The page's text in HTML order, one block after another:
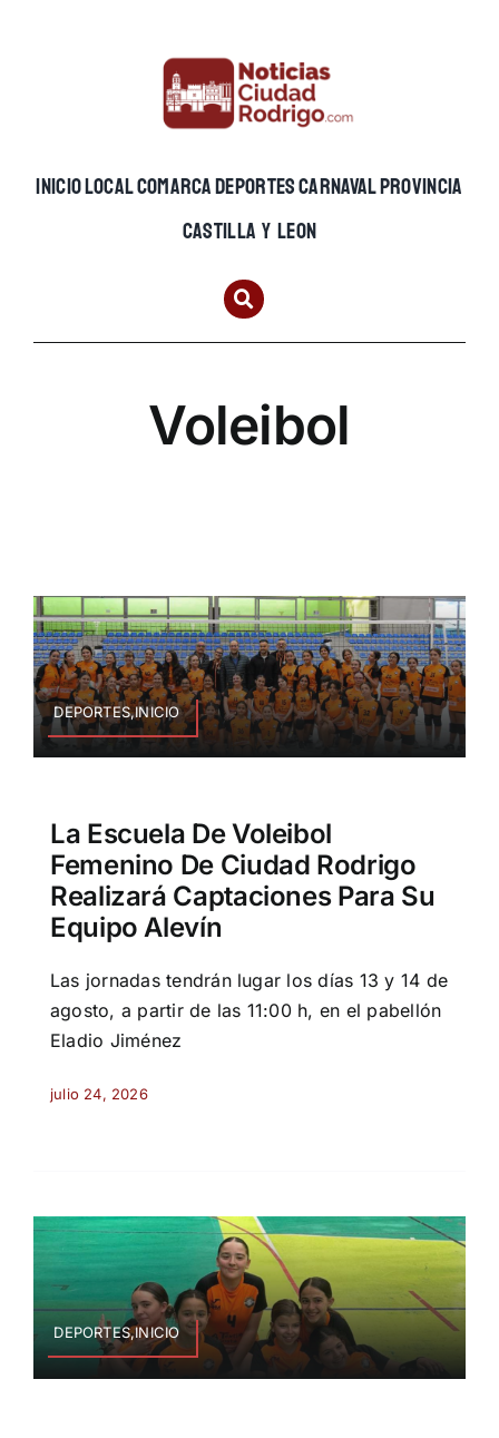
INICIOLOCALCOMARCADEPORTESCARNAVALPROVINCIA
CASTILLA Y LEON
Voleibol
DEPORTES,INICIO
La Escuela De Voleibol
Femenino De Ciudad Rodrigo
Realizará Captaciones Para Su
Equipo Alevín
Las jornadas tendrán lugar los días 13 y 14 de
agosto, a partir de las 11:00 h, en el pabellón
Eladio Jiménez
julio 24, 2026
DEPORTES,INICIO